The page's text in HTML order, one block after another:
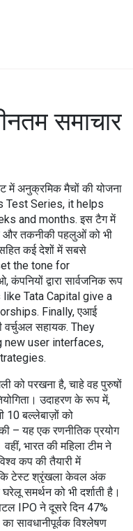
समाचार
में अनुक्रमिक मैचों की योजना
Test Series, it helps
and months. इस टैग में
और तकनीकी पहलुओं को भी
कई देशों में सबसे
the tone for
,कंपनियों द्वारा सार्वजनिक रूप
Tata Capital give a
Finally,एआई
वर्चुअल सहायक. They
user interfaces,
को परखना है, चाहे वह पुरुषों
उदाहरण के रूप में,
10 बल्लेबाज़ों को
– यह एक रणनीतिक प्रयोग
भारत की महिला टीम ने
कप की तैयारी में
कि टेस्ट श्रृंखला केवल अंक
समर्थन को भी दर्शाती है।
IPO ने दूसरे दिन 47%
सावधानीपूर्वक विश्लेषण